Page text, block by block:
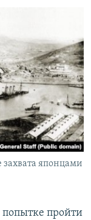
захвата японцами
попытке пройти